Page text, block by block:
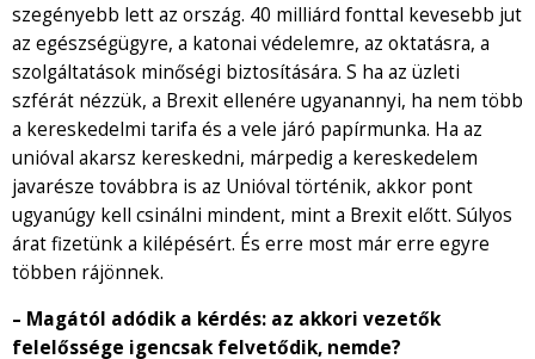
szegényebb lett az ország. 40 milliárd fonttal kevesebb jut
az egészségügyre, a katonai védelemre, az oktatásra, a
szolgáltatások minőségi biztosítására. S ha az üzleti
szférát nézzük, a Brexit ellenére ugyanannyi, ha nem több
a kereskedelmi tarifa és a vele járó papírmunka. Ha az
unióval akarsz kereskedni, márpedig a kereskedelem
javarésze továbbra is az Unióval történik, akkor pont
ugyanúgy kell csinálni mindent, mint a Brexit előtt. Súlyos
árat fizetünk a kilépésért. És erre most már erre egyre
többen rájönnek.
– Magától adódik a kérdés: az akkori vezetők
felelőssége igencsak felvetődik, nemde?